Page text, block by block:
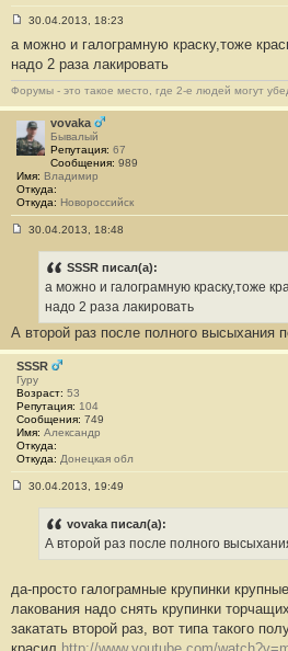
о
б
щ
е
н
и
е
#
30.04.2013, 18:23
а можно и галограмную краску,тоже
надо 2 раза лакировать
Форумы - это такое место, где 2-е людей могут
vovaka
Бывалый
Репутация: 67
Сообщения: 989
Имя: Владимир
Откуда:
Откуда: Новороссийск
и
#
5
30.04.2013, 18:48
SSSR писал(а):
а можно и галограмную краску,тоже
надо 2 раза лакировать
А второй раз после полного высыхания
SSSR
Гуру
Возраст: 53
Репутация: 104
Сообщения: 749
Имя: Александр
Откуда:
Откуда: Донецкая обл
и
#
6
30.04.2013, 19:49
vovaka писал(а):
А второй раз после полного
да-просто галограмные крупинки
лакования надо снять крупинки
закатать второй раз, вот типа такого